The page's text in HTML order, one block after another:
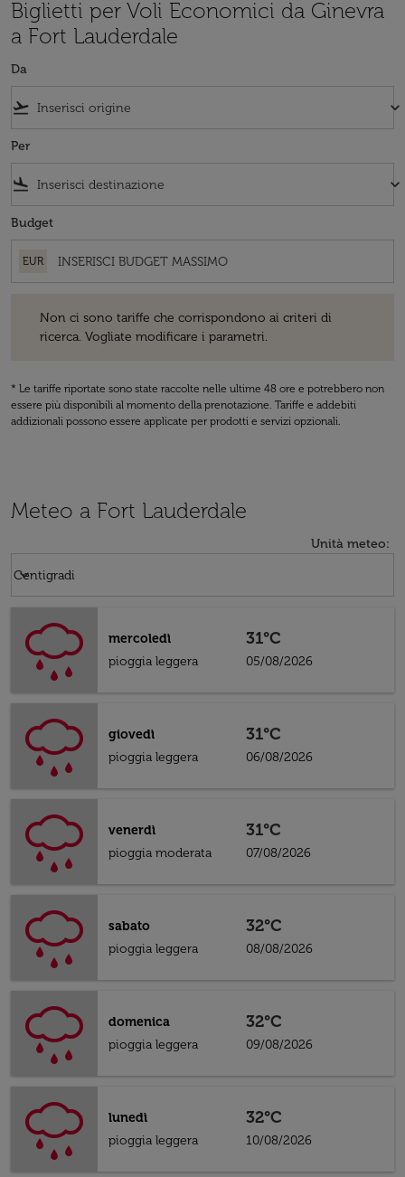
Biglietti per Voli Economici da Ginevra
a Fort Lauderdale
Da
flight_takeoff keyboard_arrow_down
Per
flight_land keyboard_arrow_down
Budget
EUR
Non ci sono tariffe che corrispondono ai criteri di
ricerca. Vogliate modificare i parametri.
* Le tariffe riportate sono state raccolte nelle ultime 48 ore e potrebbero non
essere più disponibili al momento della prenotazione. Tariffe e addebiti
addizionali possono essere applicate per prodotti e servizi opzionali.
Meteo a Fort Lauderdale
Unità meteo:
Centigradi
keyboard_arrow_down
mercoledì
pioggia leggera
31°C
05/08/2026
giovedì
pioggia leggera
31°C
06/08/2026
venerdì
pioggia moderata
31°C
07/08/2026
sabato
pioggia leggera
32°C
08/08/2026
domenica
pioggia leggera
32°C
09/08/2026
lunedì
pioggia leggera
32°C
10/08/2026